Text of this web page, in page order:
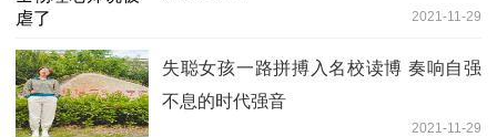
2021-11-29
失聪女孩一路拼搏入名校读博 奏响自强
不息的时代强音
2021-11-29